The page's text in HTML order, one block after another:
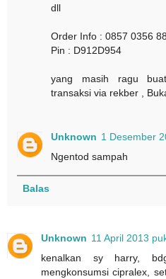
dll
Order Info : 0857 0356
Pin : D912D954
yang masih ragu
transaksi via rekber ,
Unknown 1 Desember
Ngentod sampah
Balas
Unknown 11 April 2013
kenalkan sy harry,
mengkonsumsi cipralex,